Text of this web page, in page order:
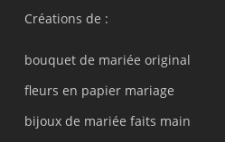
Créations de :
bouquet de mariée original
fleurs en papier mariage
bijoux de mariée faits main